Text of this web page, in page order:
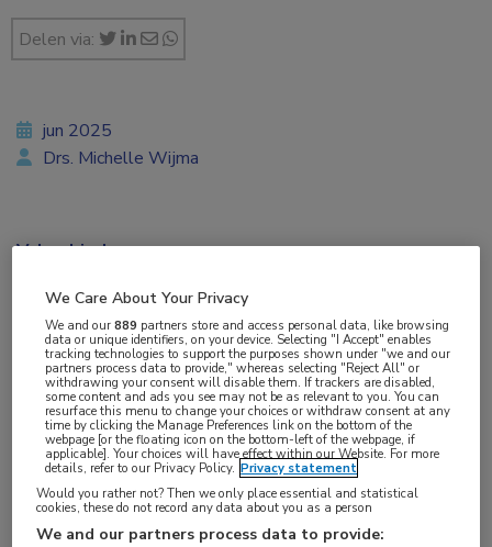
Delen via:
Muizen hebben baat bij binoculair zicht als ze
worden geconfronteerd met acuut gevaar. Zij
vertonen een effectievere overlevingsreactie dan
muizen die maar 1 oog hebben. Dat blijkt uit
jun 2025
Drs. Michelle Wijma
Vakgebieden:
We Care About Your Privacy
We and our889 partners store and access personal data, like browsing
data or unique identifiers, on your device. Selecting "I Accept" enables
tracking technologies to support the purposes shown under "we and our
partners process data to provide," whereas selecting "Reject All" or
withdrawing your consent will disable them. If trackers are disabled,
some content and ads you see may not be as relevant to you. You can
resurface this menu to change your choices or withdraw consent at any
time by clicking the Manage Preferences link on the bottom of the
webpage [or the floating icon on the bottom-left of the webpage, if
applicable]. Your choices will have effect within our Website. For more
details, refer to our Privacy Policy. Privacy statement
Would you rather not? Then we only place essential and statistical
cookies, these do not record any data about you as a person
We and our partners process data to provide: